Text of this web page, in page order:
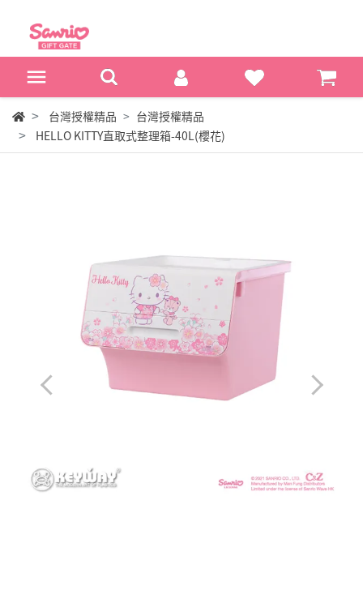
台灣授權精品
台灣授權精品
HELLO KITTY直取式整理箱-40L(櫻花)